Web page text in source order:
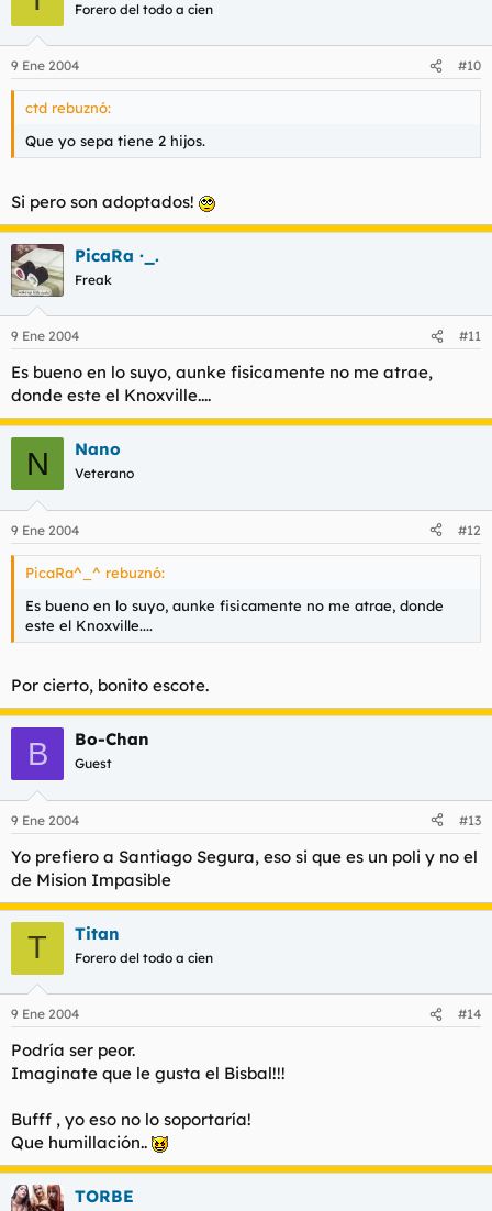
Forero del todo a cien
9 Ene 2004 #10
ctd rebuznó:
Que yo sepa tiene 2 hijos.
Si pero son adoptados!
PicaRa ·_.
Freak
9 Ene 2004 #11
Es bueno en lo suyo, aunke fisicamente no me atrae,
donde este el Knoxville....
N Nano
Veterano
9 Ene 2004 #12
PicaRa^_^ rebuznó:
Es bueno en lo suyo, aunke fisicamente no me atrae, donde
este el Knoxville....
Por cierto, bonito escote.
B Bo-Chan
Guest
9 Ene 2004 #13
Yo prefiero a Santiago Segura, eso si que es un poli y no el
de Mision Impasible
T Titan
Forero del todo a cien
9 Ene 2004 #14
Podría ser peor.
Imaginate que le gusta el Bisbal!!!
Bufff , yo eso no lo soportaría!
Que humillación..
TORBE